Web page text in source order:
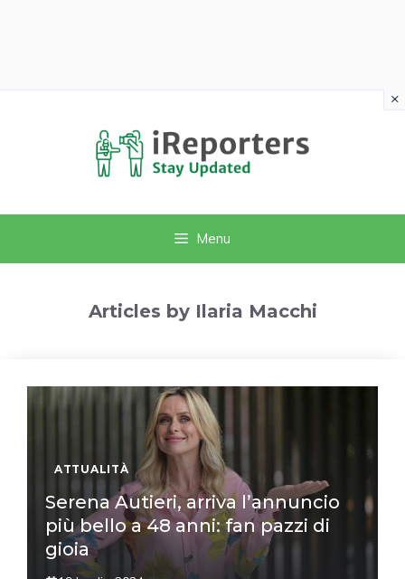
Menu
Articles by Ilaria Macchi
ATTUALITÀ
Serena Autieri, arriva l’annuncio
più bello a 48 anni: fan pazzi di
gioia
×